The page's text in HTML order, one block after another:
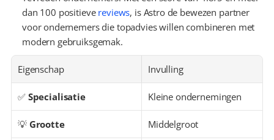
dan 100 positieve reviews, is Astro de bewezen partner
voor ondernemers die topadvies willen combineren met
modern gebruiksgemak.
Eigenschap Invulling
✅ Specialisatie Kleine ondernemingen
💡 Grootte Middelgroot